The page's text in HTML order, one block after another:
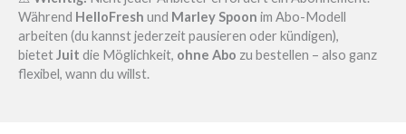
Während HelloFresh und Marley Spoon im Abo-Modell
arbeiten (du kannst jederzeit pausieren oder kündigen),
bietetJuit die Möglichkeit, ohne Abo zu bestellen – also ganz
flexibel, wann du willst.